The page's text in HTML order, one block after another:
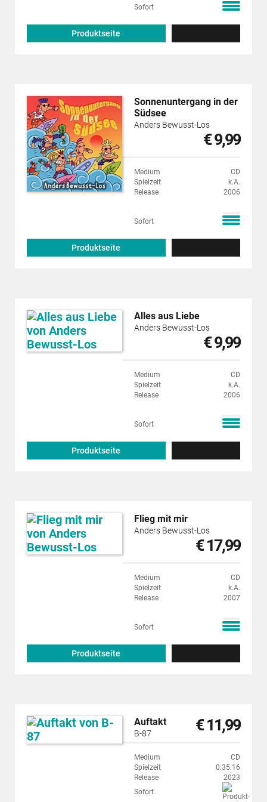
Sofort
Produktseite
Sonnenuntergang in der
Südsee
Anders Bewusst-Los
€ 9,99
Medium
CD
Spielzeit
k.A.
Release
2006
Sofort
Produktseite
Alles aus Liebe
Anders Bewusst-Los
€ 9,99
Medium
CD
Spielzeit
k.A.
Release
2006
Sofort
Produktseite
Flieg mit mir
Anders Bewusst-Los
€ 17,99
Medium
CD
Spielzeit
k.A.
Release
2007
Sofort
Produktseite
Auftakt
B-87 € 11,99
Medium
CD
Spielzeit
0:35:16
Release
2023
Sofort